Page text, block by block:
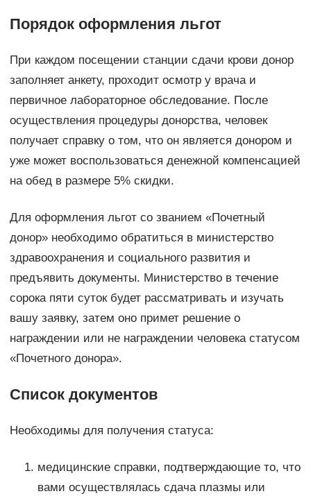
Порядок оформления льгот
При каждом посещении станции сдачи крови донор
заполняет анкету, проходит осмотр у врача и
первичное лабораторное обследование. После
осуществления процедуры донорства, человек
получает справку о том, что он является донором и
уже может воспользоваться денежной компенсацией
на обед в размере 5% скидки.
Для оформления льгот со званием «Почетный
донор» необходимо обратиться в министерство
здравоохранения и социального развития и
предъявить документы. Министерство в течение
сорока пяти суток будет рассматривать и изучать
вашу заявку, затем оно примет решение о
награждении или не награждении человека статусом
«Почетного донора».
Список документов
Необходимы для получения статуса:
медицинские справки, подтверждающие то, что
вами осуществлялась сдача плазмы или